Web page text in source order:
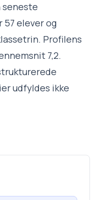
elever og
Profilens
7,2.
udfyldes ikke